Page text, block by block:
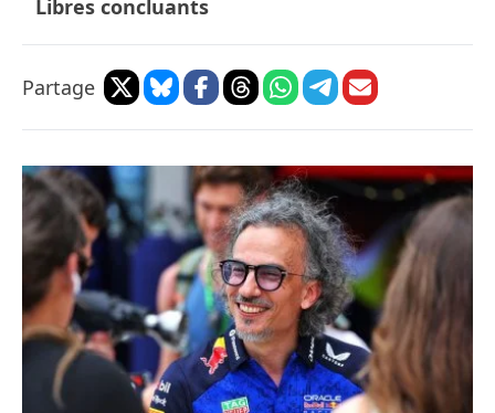
Libres concluants
Partage